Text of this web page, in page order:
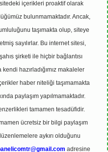
içerikleri proaktif olarak
bulunmamaktadır. Ancak,
taşımakta olup, siteye
sayılırlar. Bu internet sitesi,
şirketi ile hiçbir bağlantısı
hazırladığımız makaleler
haber niteliği taşımamakta
paylaşım yapılmamaktadır.
tamamen tesadüfidir.
ücretsiz bir bilgi paylaşım
aykırı olduğunu
adresine